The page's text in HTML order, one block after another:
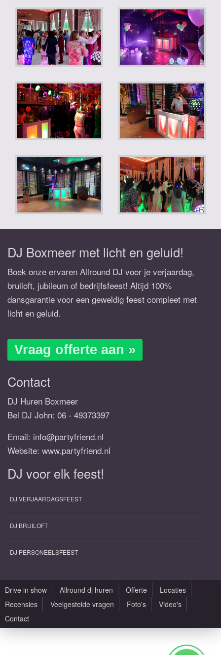
DJ Boxmeer met licht en geluid!
Boek onze ervaren Allround DJ voor je verjaardag,
bruiloft, jubileum of bedrijfsfeest! Altijd 100%
dansgarantie voor een geweldig feest compleet met
licht en geluid.
Vraag offerte aan »
Contact
DJ Huren Boxmeer
Bel DJ John: 06 - 49373397
Email: info@partyfriend.nl
Website: www.partyfriend.nl
DJ voor elk feest!
DJ VERJAARDAGSFEEST
DJ BRUILOFT
DJ PERSONEELSFEEST
Drive in show Allround dj huren Offerte
Locaties
Recensies
Veelgestelde vragen Foto's
Video's
Contact
Algemene voorwaarden